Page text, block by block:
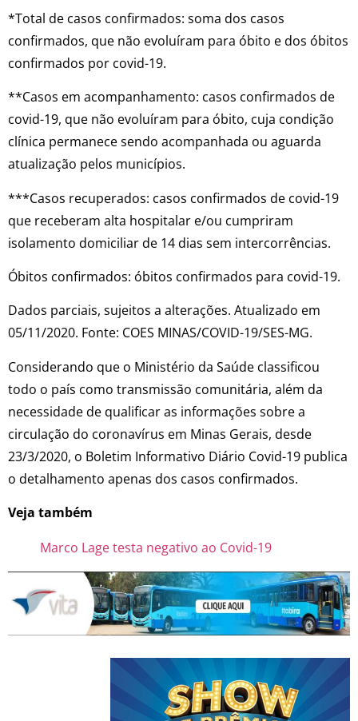
*Total de casos confirmados: soma dos casos
confirmados, que não evoluíram para óbito e dos óbitos
confirmados por covid-19.
**Casos em acompanhamento: casos confirmados de
covid-19, que não evoluíram para óbito, cuja condição
clínica permanece sendo acompanhada ou aguarda
atualização pelos municípios.
***Casos recuperados: casos confirmados de covid-19
que receberam alta hospitalar e/ou cumpriram
isolamento domiciliar de 14 dias sem intercorrências.
Óbitos confirmados: óbitos confirmados para covid-19.
Dados parciais, sujeitos a alterações. Atualizado em
05/11/2020. Fonte: COES MINAS/COVID-19/SES-MG.
Considerando que o Ministério da Saúde classificou
todo o país como transmissão comunitária, além da
necessidade de qualificar as informações sobre a
circulação do coronavírus em Minas Gerais, desde
23/3/2020, o Boletim Informativo Diário Covid-19 publica
o detalhamento apenas dos casos confirmados.
Veja também
Marco Lage testa negativo ao Covid-19